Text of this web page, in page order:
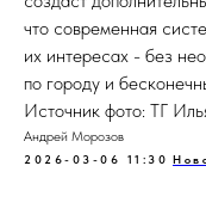
что современная
их интересах - без
по городу и
Источник фото: ТГ
Андрей Морозов
2026-03-06 11:30